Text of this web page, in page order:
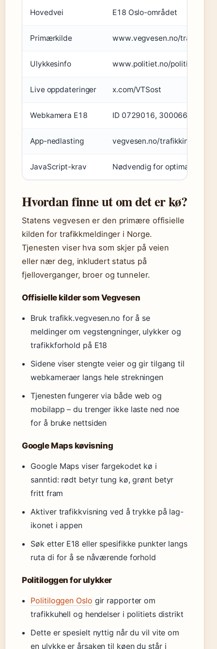
Hovedvei E18 Oslo-området
Primærkilde www.vegvesen.no/trafikk
Ulykkesinfo www.politiet.no/politiloggen
Live oppdateringer x.com/VTSost
Webkamera E18 ID 0729016, 3000665,
App-nedlasting vegvesen.no/
JavaScript-krav Nødvendig for optimal
Hvordan finne ut om det er kø?
Statens vegvesen er den primære offisielle
kilden for trafikkmeldinger i Norge.
Tjenesten viser hva som skjer på veien
eller nær deg, inkludert status på
fjelloverganger, broer og tunneler.
Offisielle kilder som Vegvesen
Bruk trafikk.vegvesen.no for å se
meldinger om vegstengninger, ulykker og
trafikkforhold på E18
Sidene viser stengte veier og gir tilgang til
webkameraer langs hele strekningen
Tjenesten fungerer via både web og
mobilapp – du trenger ikke laste ned noe
for å bruke nettsiden
Google Maps køvisning
Google Maps viser fargekodet kø i
sanntid: rødt betyr tung kø, grønt betyr
fritt fram
Aktiver trafikkvisning ved å trykke på lag-
ikonet i appen
Søk etter E18 eller spesifikke punkter langs
ruta di for å se nåværende forhold
Politiloggen for ulykker
Politiloggen Oslo gir rapporter om
trafikkuhell og hendelser i politiets distrikt
Dette er spesielt nyttig når du vil vite om
en ulykke er årsaken til køen du står i